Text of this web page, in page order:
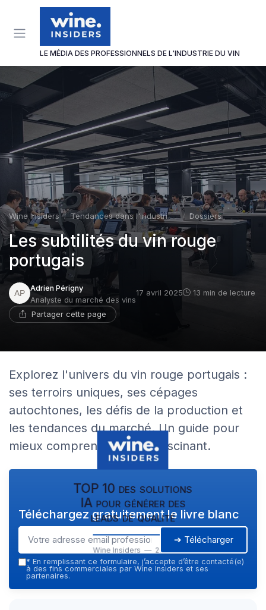
LE MÉDIA DES PROFESSIONNELS DE L'INDUSTRIE DU VIN
Wine Insiders Tendances dans l'industrie du vin Dossiers
Les subtilités du vin rouge
portugais
Adrien Périgny
Analyste du marché des vins
17 avril 2025 13 min de lecture
Partager cette page
Explorez l'univers du vin rouge portugais :
ses terroirs uniques, ses cépages
autochtones, les défis de la production et
les tendances du marché. Un guide pour
mieux comprendre ce vin fascinant.
TOP 10 des solutions
IA pour générer des
leads de qualité
Wine Insiders — 2026
Téléchargez gratuitement le livre blanc
➔ Télécharger
* En remplissant ce formulaire, j’accepte d’être contacté(e)
à des fins commerciales par Wine Insiders et ses
partenaires.
Panneau de gestion des cookies